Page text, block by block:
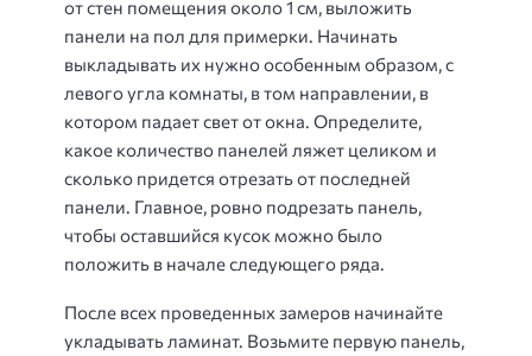
от стен помещения около 1 см, выложить
панели на пол для примерки. Начинать
выкладывать их нужно особенным образом, с
левого угла комнаты, в том направлении, в
котором падает свет от окна. Определите,
какое количество панелей ляжет целиком и
сколько придется отрезать от последней
панели. Главное, ровно подрезать панель,
чтобы оставшийся кусок можно было
положить в начале следующего ряда.
После всех проведенных замеров начинайте
укладывать ламинат. Возьмите первую панель,